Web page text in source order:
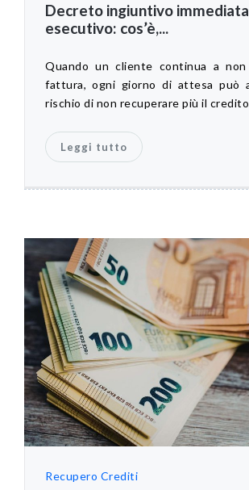
Decreto ingiuntivo
esecutivo: cos’è,...
Quando un cliente continua a non
fattura, ogni giorno di attesa può
rischio di non recuperare più il
Leggi tutto
Recupero Crediti